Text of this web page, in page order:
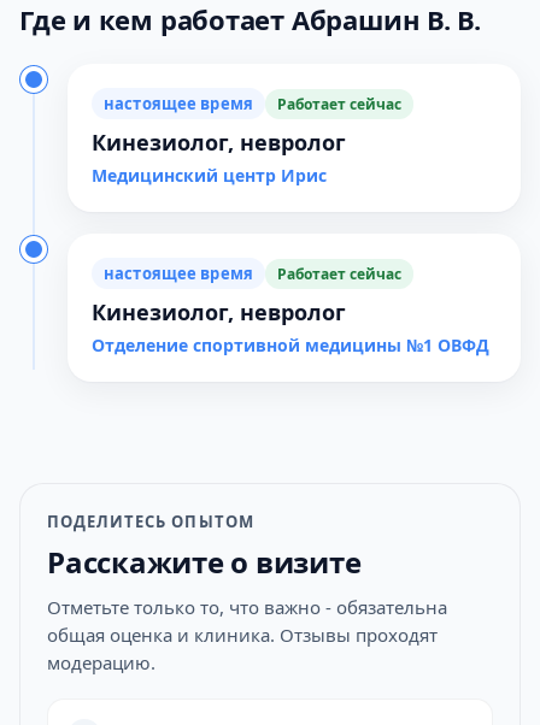
Где и кем работает Абрашин В. В.
настоящее время Работает сейчас
Кинезиолог, невролог
Медицинский центр Ирис
настоящее время Работает сейчас
Кинезиолог, невролог
Отделение спортивной медицины №1 ОВФД
ПОДЕЛИТЕСЬ ОПЫТОМ
Расскажите о визите
Отметьте только то, что важно - обязательна
общая оценка и клиника. Отзывы проходят
модерацию.